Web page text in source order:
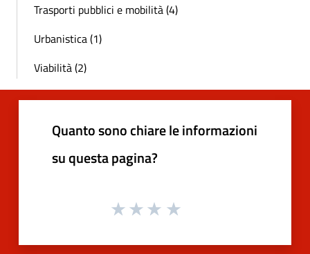
Trasporti pubblici e mobilità (4)
Urbanistica (1)
Viabilità (2)
Quanto sono chiare le informazioni
su questa pagina?